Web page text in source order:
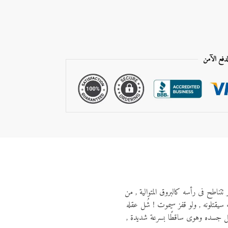
الآمن
فى رأسه كالبروق المتوالية , من
سيقتلونه , ولو قفز سيموت ! شُل عقله
جسده وهوى ساقطًا بسرعة شديدة ,